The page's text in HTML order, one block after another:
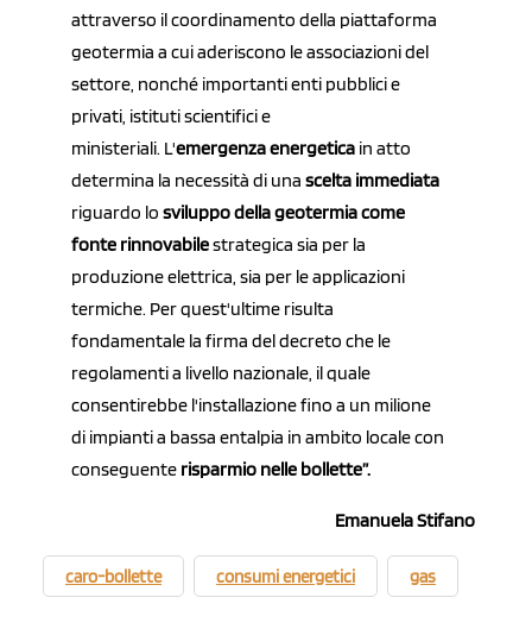
attraverso il coordinamento della piattaforma
geotermia a cui aderiscono le associazioni del
settore, nonché importanti enti pubblici e
privati, istituti scientifici e
ministeriali. L'emergenza energetica in atto
determina la necessità di una scelta immediata
riguardo lo sviluppo della geotermia come
fonte rinnovabilestrategica sia per la
produzione elettrica, sia per le applicazioni
termiche. Per quest'ultime risulta
fondamentale la firma del decreto che le
regolamenti a livello nazionale, il quale
consentirebbe l'installazione fino a un milione
di impianti a bassa entalpia in ambito locale con
conseguente risparmio nelle bollette”.
Emanuela Stifano
caro-bollette consumi energetici gas